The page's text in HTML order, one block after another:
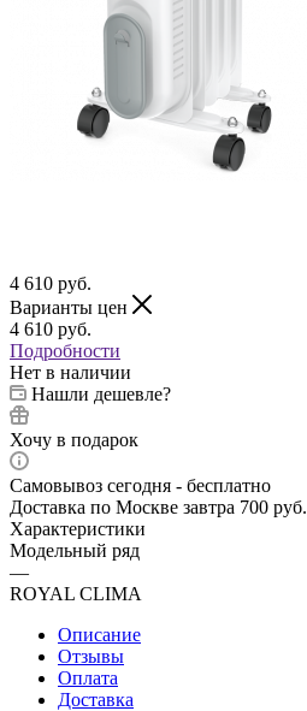
4 610 руб.
Варианты цен
4 610 руб.
Подробности
Нет в наличии
Нашли дешевле?
Хочу в подарок
Самовывоз сегодня - бесплатно
Доставка по Москве завтра 700 руб.
Характеристики
Модельный ряд
—
ROYAL CLIMA
Описание
Отзывы
Оплата
Доставка